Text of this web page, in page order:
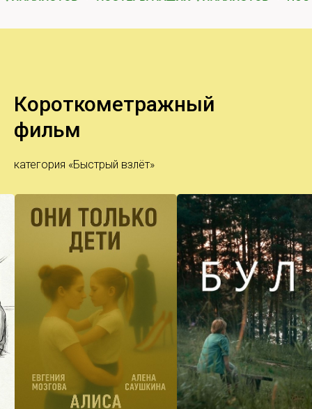
Короткометражный
фильм
категория «Быстрый взлёт»